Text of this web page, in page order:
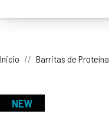
Inicio Barritas de Proteína
NEW